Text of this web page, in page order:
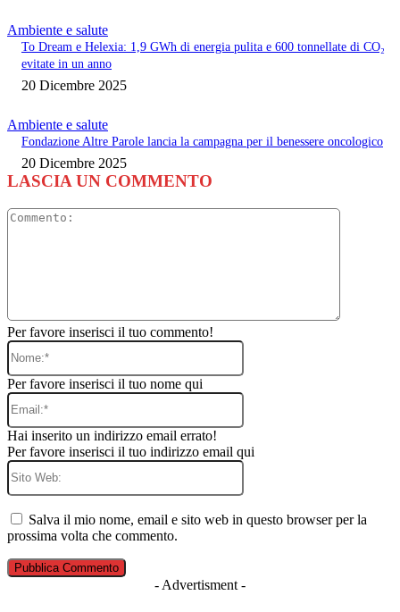
Ambiente e salute
To Dream e Helexia: 1,9 GWh di energia pulita e 600 tonnellate di CO₂
evitate in un anno
20 Dicembre 2025
Ambiente e salute
Fondazione Altre Parole lancia la campagna per il benessere oncologico
20 Dicembre 2025
LASCIA UN COMMENTO
Per favore inserisci il tuo commento!
Nome:*
Per favore inserisci il tuo nome qui
Email:*
Hai inserito un indirizzo email errato!
Per favore inserisci il tuo indirizzo email qui
Sito
Salva il mio nome, email e sito web in questo browser per la
prossima volta che commento.
- Advertisment -